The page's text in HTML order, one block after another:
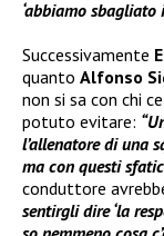
‘abbiamo sbagliato
Successivamente
quanto Alfonso
non si sa con chi
potuto evitare:
l’allenatore di una
ma con questi
conduttore
sentirgli dire ‘la